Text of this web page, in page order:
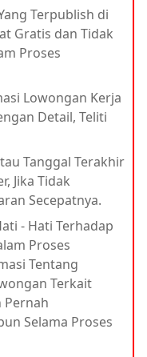
Terpublish di
Gratis dan Tidak
Proses
Lowongan Kerja
Detail, Teliti
Tanggal Terakhir
Jika Tidak
Secepatnya.
- Hati Terhadap
Proses
Tentang
Terkait
Pernah
Selama Proses